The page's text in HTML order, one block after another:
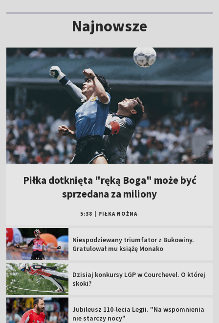
Najnowsze
Piłka dotknięta "ręką Boga" może być
sprzedana za miliony
5:38 PIŁKA NOŻNA
Niespodziewany triumfator z Bukowiny.
Gratulował mu książę Monako
Dzisiaj konkursy LGP w Courchevel. O której
skoki?
Jubileusz 110-lecia Legii. "Na wspomnienia
nie starczy nocy"